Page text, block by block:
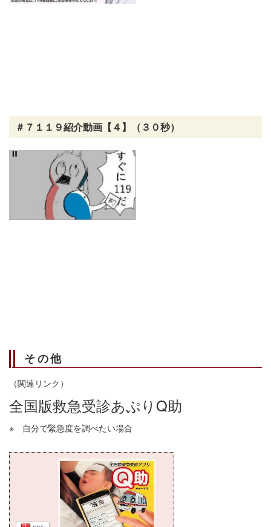
＃７１１９紹介動画【４】（３０秒）
その他
（関連リンク）
全国版救急受診あぷりQ助
※ 自分で緊急度を調べたい場合